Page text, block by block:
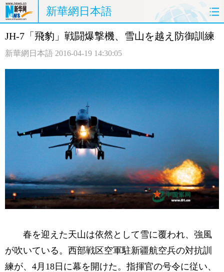
新華網日本語
ホームページ 政治 経済
中日対訳
JH-7「飛豹」戦闘爆撃機、雪山を越え防御訓練
新華網日本語 2016-04-19 14:30:05
春を迎えた天山は依然として雪に覆われ、強風
が吹いている。西部戦区空軍駐新疆航空兵の対抗訓
練が、4月18日に幕を開けた。指揮官の号令に従い、